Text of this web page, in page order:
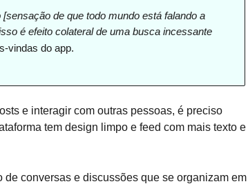
de que todo mundo está falando a
é efeito colateral de uma busca incessante
vindas do app.
e interagir com outras pessoas, é preciso
tem design limpo e feed com mais texto e
de conversas e discussões que se organizam em